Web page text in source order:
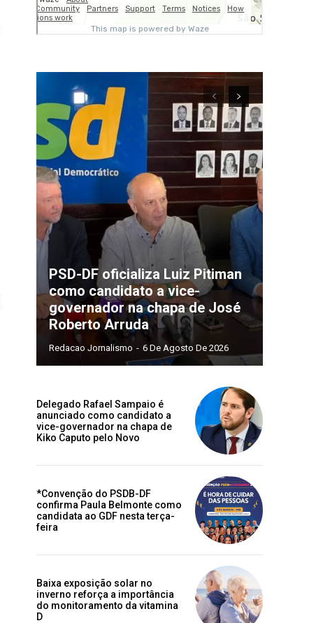
PSD-DF oficializa Luiz Pitiman
como candidato a vice-
governador na chapa de José
Roberto Arruda
Redacao Jornalismo - 6 De Agosto De 2026
Delegado Rafael Sampaio é
anunciado como candidato a
vice-governador na chapa de
Kiko Caputo pelo Novo
*Convenção do PSDB-DF
confirma Paula Belmonte como
candidata ao GDF nesta terça-
feira
Baixa exposição solar no
inverno reforça a importância
do monitoramento da vitamina
D